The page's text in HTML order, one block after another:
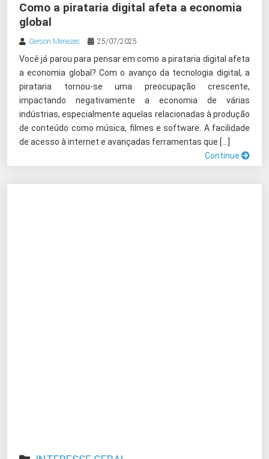
Como a pirataria digital afeta a economia
global
Gerson Menezes 25/07/2025
Você já parou para pensar em como a pirataria digital afeta
a economia global? Com o avanço da tecnologia digital, a
pirataria tornou-se uma preocupação crescente,
impactando negativamente a economia de várias
indústrias, especialmente aquelas relacionadas à produção
de conteúdo como música, filmes e software. A facilidade
de acesso à internet e avançadas ferramentas que […]
Continue